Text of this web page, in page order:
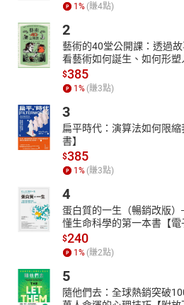
1 % (賺4點)
2
藝術的40堂公開課：透過
看藝術如何誕生、如何形塑
$385
1 % (賺3點)
3
扁平時代：演算法如何限
書】
$385
1 % (賺3點)
4
蛋白質的一生（暢銷改版
懂生命科學的第一本書【電
$240
1 % (賺2點)
5
隨他們去：全球熱銷突破